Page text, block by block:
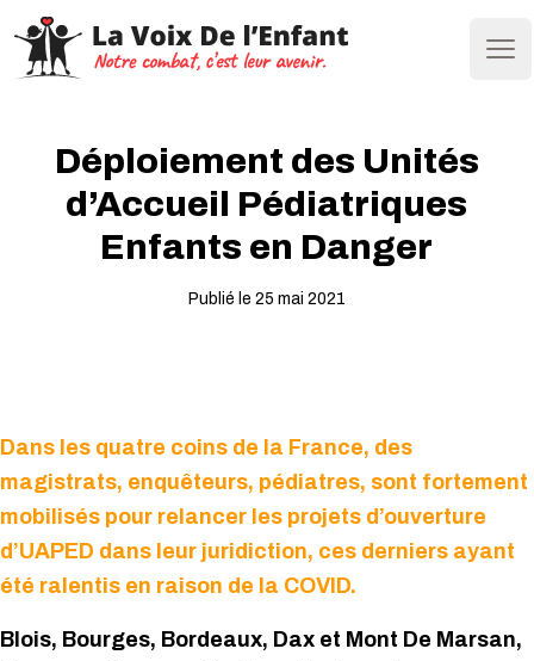
Déploiement des Unités
d’Accueil Pédiatriques
Enfants en Danger
Publié le 25 mai 2021
Dans les quatre coins de la France, des
magistrats, enquêteurs, pédiatres, sont fortement
mobilisés pour relancer les projets d’ouverture
d’UAPED dans leur juridiction, ces derniers ayant
été ralentis en raison de la COVID.
Blois, Bourges, Bordeaux, Dax et Mont De Marsan,